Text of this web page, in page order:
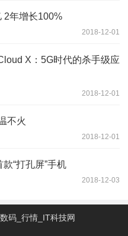
2年增长100%
2018-12-01
X：5G时代的杀手级应
2018-12-01
不火
2018-12-01
“打孔屏”手机
2018-12-03
码_行情_IT科技网